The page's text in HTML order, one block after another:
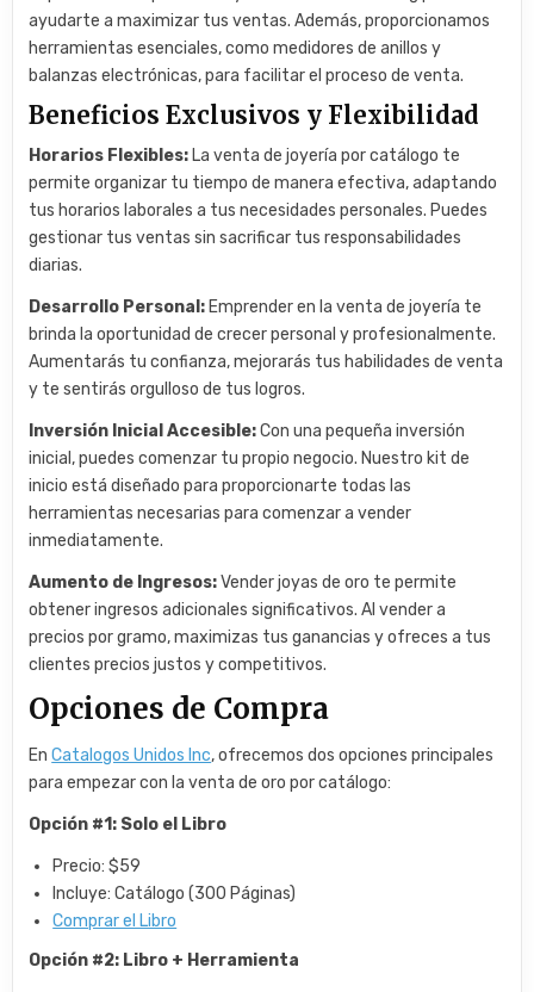
ayudarte a maximizar tus ventas. Además, proporcionamos
herramientas esenciales, como medidores de anillos y
balanzas electrónicas, para facilitar el proceso de venta.
Beneficios Exclusivos y Flexibilidad
Horarios Flexibles: La venta de joyería por catálogo te
permite organizar tu tiempo de manera efectiva, adaptando
tus horarios laborales a tus necesidades personales. Puedes
gestionar tus ventas sin sacrificar tus responsabilidades
diarias.
Desarrollo Personal: Emprender en la venta de joyería te
brinda la oportunidad de crecer personal y profesionalmente.
Aumentarás tu confianza, mejorarás tus habilidades de venta
y te sentirás orgulloso de tus logros.
Inversión Inicial Accesible:Con una pequeña inversión
inicial, puedes comenzar tu propio negocio. Nuestro kit de
inicio está diseñado para proporcionarte todas las
herramientas necesarias para comenzar a vender
inmediatamente.
Aumento de Ingresos:Vender joyas de oro te permite
obtener ingresos adicionales significativos. Al vender a
precios por gramo, maximizas tus ganancias y ofreces a tus
clientes precios justos y competitivos.
Opciones de Compra
EnCatalogos Unidos Inc, ofrecemos dos opciones principales
para empezar con la venta de oro por catálogo:
Opción #1: Solo el Libro
Precio: $59
Incluye: Catálogo (300 Páginas)
Comprar el Libro
Opción #2: Libro + Herramienta